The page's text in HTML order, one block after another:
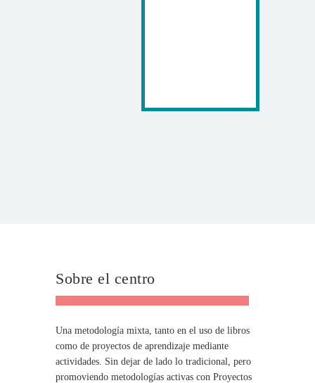
Sobre el centro
Una metodología mixta, tanto en el uso de libros
como de proyectos de aprendizaje mediante
actividades. Sin dejar de lado lo tradicional, pero
promoviendo metodologías activas con Proyectos